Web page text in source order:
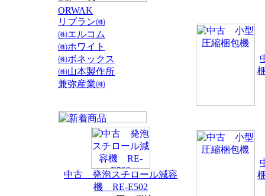
ORWAK
リブラン㈱
㈱エルコム
㈱ホワイト
㈱ボネックス
㈱山本製作所
兼弥産業㈱
中古 発泡スチロール減容
機 RE-E502